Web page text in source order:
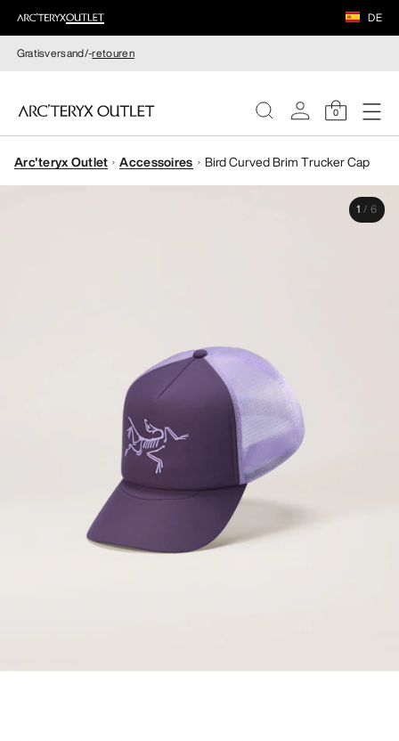
DE
Gratisversand/-retouren
0
DAMEN
Arc'teryx Outlet Accessoires Bird Curved Brim Trucker Cap
1 / 6